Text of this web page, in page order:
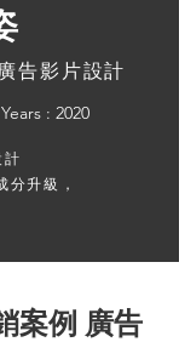
告影片設計
Years : 2020
分升級，
案例 廣告